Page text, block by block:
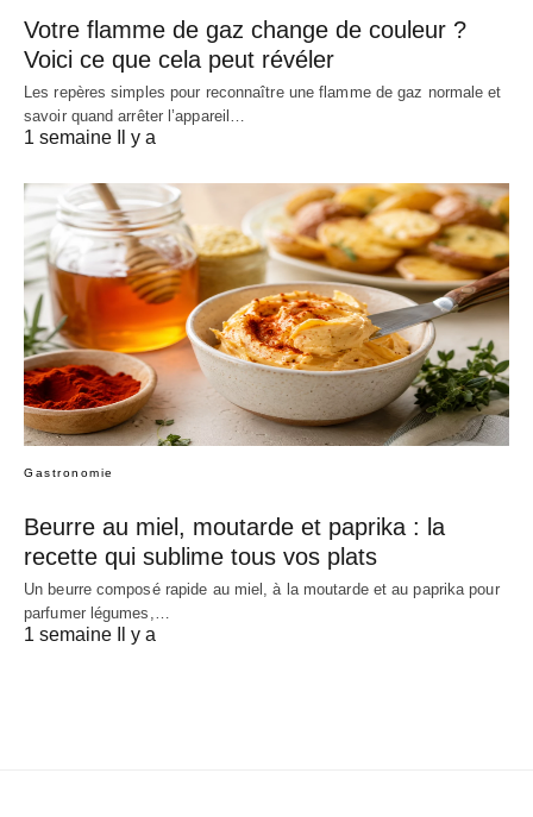
Votre flamme de gaz change de couleur ?
Voici ce que cela peut révéler
Les repères simples pour reconnaître une flamme de gaz normale et
savoir quand arrêter l’appareil…
1 semaine Il y a
Gastronomie
Beurre au miel, moutarde et paprika : la
recette qui sublime tous vos plats
Un beurre composé rapide au miel, à la moutarde et au paprika pour
parfumer légumes,…
1 semaine Il y a